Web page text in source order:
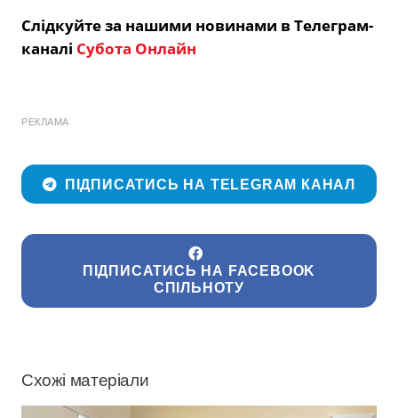
Слідкуйте за нашими новинами в Телеграм-
каналі Субота Онлайн
РЕКЛАМА
ПІДПИСАТИСЬ НА TELEGRAM КАНАЛ
ПІДПИСАТИСЬ НА FACEBOOK
СПІЛЬНОТУ
Схожі матеріали